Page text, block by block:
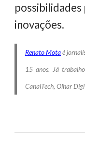
possibilidades
inovações.
Renato Motaé
15 anos. Já
CanalTech, Olhar